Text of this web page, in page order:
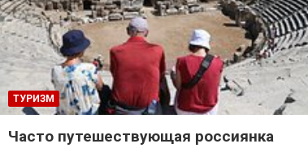
ТУРИЗМ
Часто путешествующая россиянка